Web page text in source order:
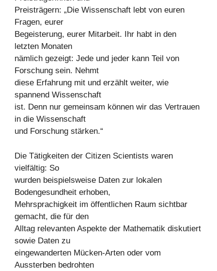
Preisträgern: „Die Wissenschaft lebt von euren
Fragen, eurer
Begeisterung, eurer Mitarbeit. Ihr habt in den
letzten Monaten
nämlich gezeigt: Jede und jeder kann Teil von
Forschung sein. Nehmt
diese Erfahrung mit und erzählt weiter, wie
spannend Wissenschaft
ist. Denn nur gemeinsam können wir das Vertrauen
in die Wissenschaft
und Forschung stärken.“
Die Tätigkeiten der Citizen Scientists waren
vielfältig: So
wurden beispielsweise Daten zur lokalen
Bodengesundheit erhoben,
Mehrsprachigkeit im öffentlichen Raum sichtbar
gemacht, die für den
Alltag relevanten Aspekte der Mathematik diskutiert
sowie Daten zu
eingewanderten Mücken-Arten oder vom
Aussterben bedrohten